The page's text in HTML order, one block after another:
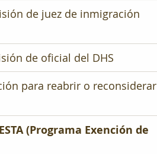
de juez de inmigración
de oficial del DHS
para reabrir o reconsiderar
(Programa Exención de